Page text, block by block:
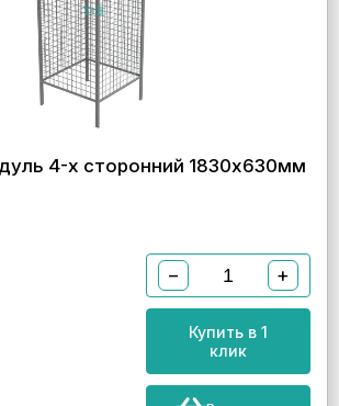
4-х сторонний 1830х630мм
− +
Купить в 1
клик